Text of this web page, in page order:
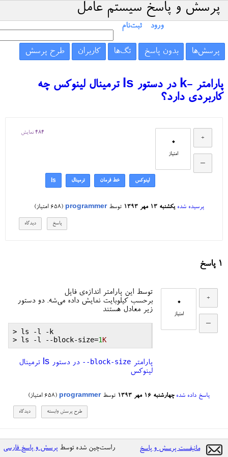
پرسش و پاسخ سیستم عامل
ورود ثبت‌نام
پرسش‌ها بدون پاسخ تگ‌ها کاربران طرح پرسش
پارامتر -k در دستور ls ترمینال لینوکس چه
کاربردی دارد؟
0
امتیاز
484 نمایش
لینوکس خط فرمان ترمینال ls
پرسیده شده یکشنبه ۱۳ مهر ۱۳۹۳ توسطprogrammer
(
658 امتیاز)
1 پاسخ
0
امتیاز
توسط این پارامتر اندازه‌ی فایل
برحسب کیلوبایت نمایش داده می‌شه. دو دستور
زیر معادل هستند
> ls -l - k
> ls -l -- block-size=1K
پارامتر --block-size
در دستور ls ترمینال
لینوکس
پاسخ داده شده چهارشنبه ۱۶ مهر ۱۳۹۳ توسطprogrammer
(
658 امتیاز)
مانیفست پرسش و پاسخ راست‌چین شده توسط پرسش و پاسخ فارسی